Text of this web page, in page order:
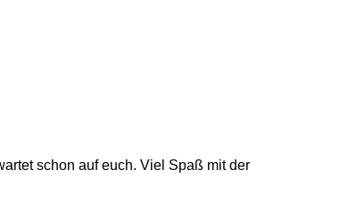
schon auf euch. Viel Spaß mit der